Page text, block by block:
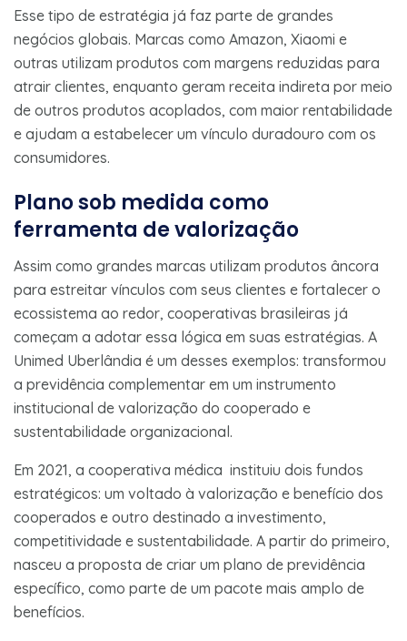
Esse tipo de estratégia já faz parte de grandes
negócios globais. Marcas como Amazon, Xiaomi e
outras utilizam produtos com margens reduzidas para
atrair clientes, enquanto geram receita indireta por meio
de outros produtos acoplados, com maior rentabilidade
e ajudam a estabelecer um vínculo duradouro com os
consumidores.
Plano sob medida como
ferramenta de valorização
Assim como grandes marcas utilizam produtos âncora
para estreitar vínculos com seus clientes e fortalecer o
ecossistema ao redor, cooperativas brasileiras já
começam a adotar essa lógica em suas estratégias. A
Unimed Uberlândia é um desses exemplos: transformou
a previdência complementar em um instrumento
institucional de valorização do cooperado e
sustentabilidade organizacional.
Em 2021, a cooperativa médica instituiu dois fundos
estratégicos: um voltado à valorização e benefício dos
cooperados e outro destinado a investimento,
competitividade e sustentabilidade. A partir do primeiro,
nasceu a proposta de criar um plano de previdência
específico, como parte de um pacote mais amplo de
benefícios.